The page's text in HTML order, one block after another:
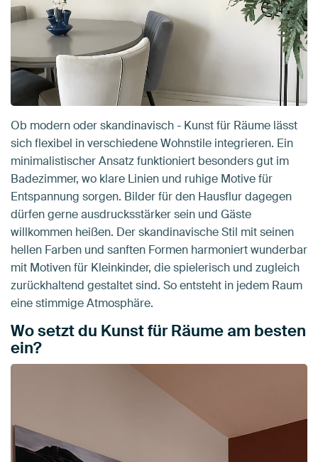
Ob modern oder skandinavisch - Kunst für Räume lässt
sich flexibel in verschiedene Wohnstile integrieren. Ein
minimalistischer Ansatz funktioniert besonders gut im
Badezimmer, wo klare Linien und ruhige Motive für
Entspannung sorgen. Bilder für den Hausflur dagegen
dürfen gerne ausdrucksstärker sein und Gäste
willkommen heißen. Der skandinavische Stil mit seinen
hellen Farben und sanften Formen harmoniert wunderbar
mit Motiven für Kleinkinder, die spielerisch und zugleich
zurückhaltend gestaltet sind. So entsteht in jedem Raum
eine stimmige Atmosphäre.
Wo setzt du Kunst für Räume am besten
ein?